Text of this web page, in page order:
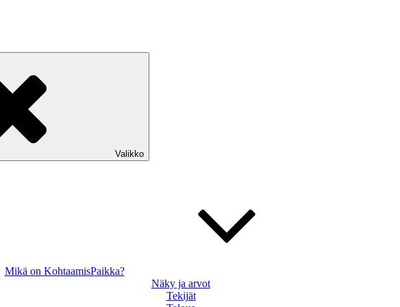
Valikko
Mikä on KohtaamisPaikka?
Näky ja arvot
Tekijät